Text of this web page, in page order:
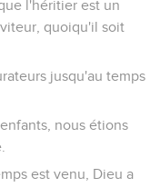
l'héritier est un
quoiqu'il soit
jusqu'au temps
nous étions
est venu, Dieu a